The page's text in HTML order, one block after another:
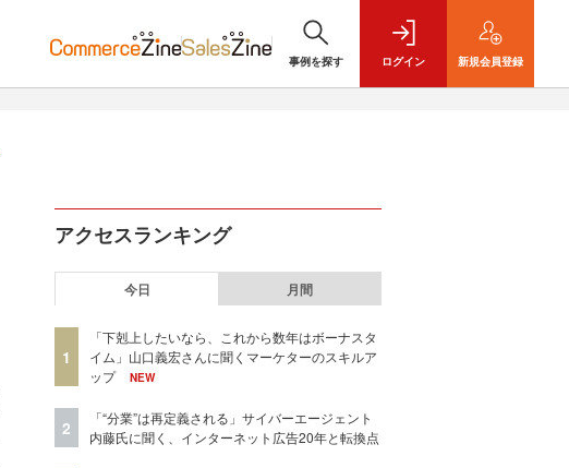
事例を探す ログイン 新規会員登録
アクセスランキング
今日 月間
1
「下剋上したいなら、これから数年はボーナスタ
イム」山口義宏さんに聞くマーケターのスキルア
ップ
NEW
2
「“分業”は再定義される」サイバーエージェント
内藤氏に聞く、インターネット広告20年と転換点